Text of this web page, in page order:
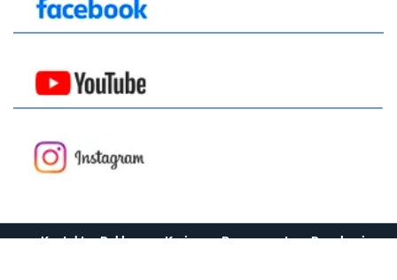
Kontakt Reklama Kariera Prenumerata
Regulamin